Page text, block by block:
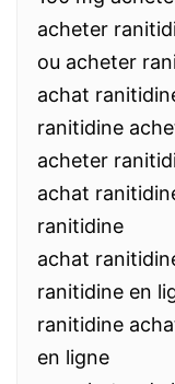
acheter
ou acheter
achat
ranitidine
acheter
achat
ranitidine
achat
ranitidine en
ranitidine
en ligne